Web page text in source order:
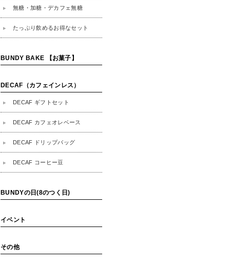
無糖・加糖・デカフェ無糖
たっぷり飲めるお得なセット
BUNDY BAKE 【お菓子】
DECAF（カフェインレス）
DECAF ギフトセット
DECAF カフェオレベース
DECAF ドリップバッグ
DECAF コーヒー豆
BUNDYの日(8のつく日)
イベント
その他